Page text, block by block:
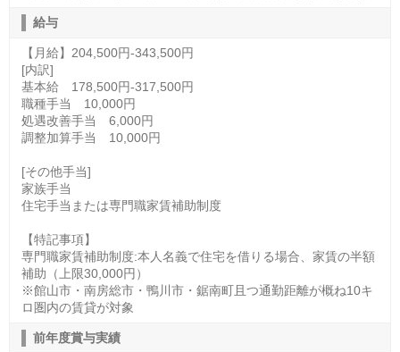
給与
【月給】204,500円-343,500円
[内訳]
基本給 178,500円-317,500円
職種手当 10,000円
処遇改善手当 6,000円
調整加算手当 10,000円
[その他手当]
家族手当
住宅手当または専門職家賃補助制度
【特記事項】
専門職家賃補助制度:本人名義で住宅を借りる場合、家賃の半額
補助（上限30,000円）
※館山市・南房総市・鴨川市・鋸南町且つ通勤距離が概ね10キ
ロ圏内の賃貸が対象
前年度賞与実績